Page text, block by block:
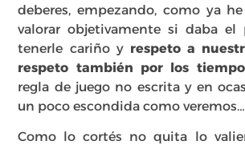
deberes, empezando, como ya
valorar objetivamente si daba el
tenerle cariño y respeto a
respeto también por los
regla de juego no escrita y en
un poco escondida como veremos…
Como lo cortés no quita lo